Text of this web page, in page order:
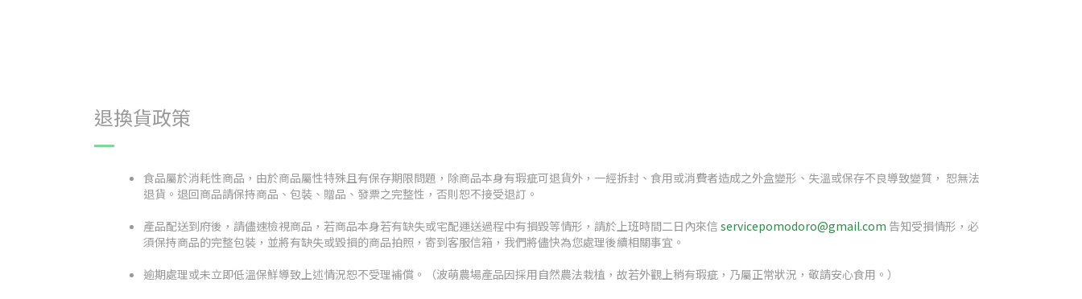
退換貨政策
食品屬於消耗性商品，由於商品屬性特殊且有保存期限問題，除商品本身有瑕疵可退貨外，一經拆封、食用或消費者造成之外盒變形、失溫或保存不良導致變質， 恕無法
退貨。退回商品請保持商品、包裝、贈品、發票之完整性，否則恕不接受退訂。
產品配送到府後，請儘速檢視商品，若商品本身若有缺失或宅配運送過程中有損毀等情形，請於上班時間二日內來信 servicepomodoro@gmail.com 告知受損情形，必
須保持商品的完整包裝，並將有缺失或毀損的商品拍照，寄到客服信箱，我們將儘快為您處理後續相關事宜。
逾期處理或未立即低溫保鮮導致上述情況恕不受理補償。（波萌農場產品因採用自然農法栽植，故若外觀上稍有瑕疵，乃屬正常狀況，敬請安心食用。）